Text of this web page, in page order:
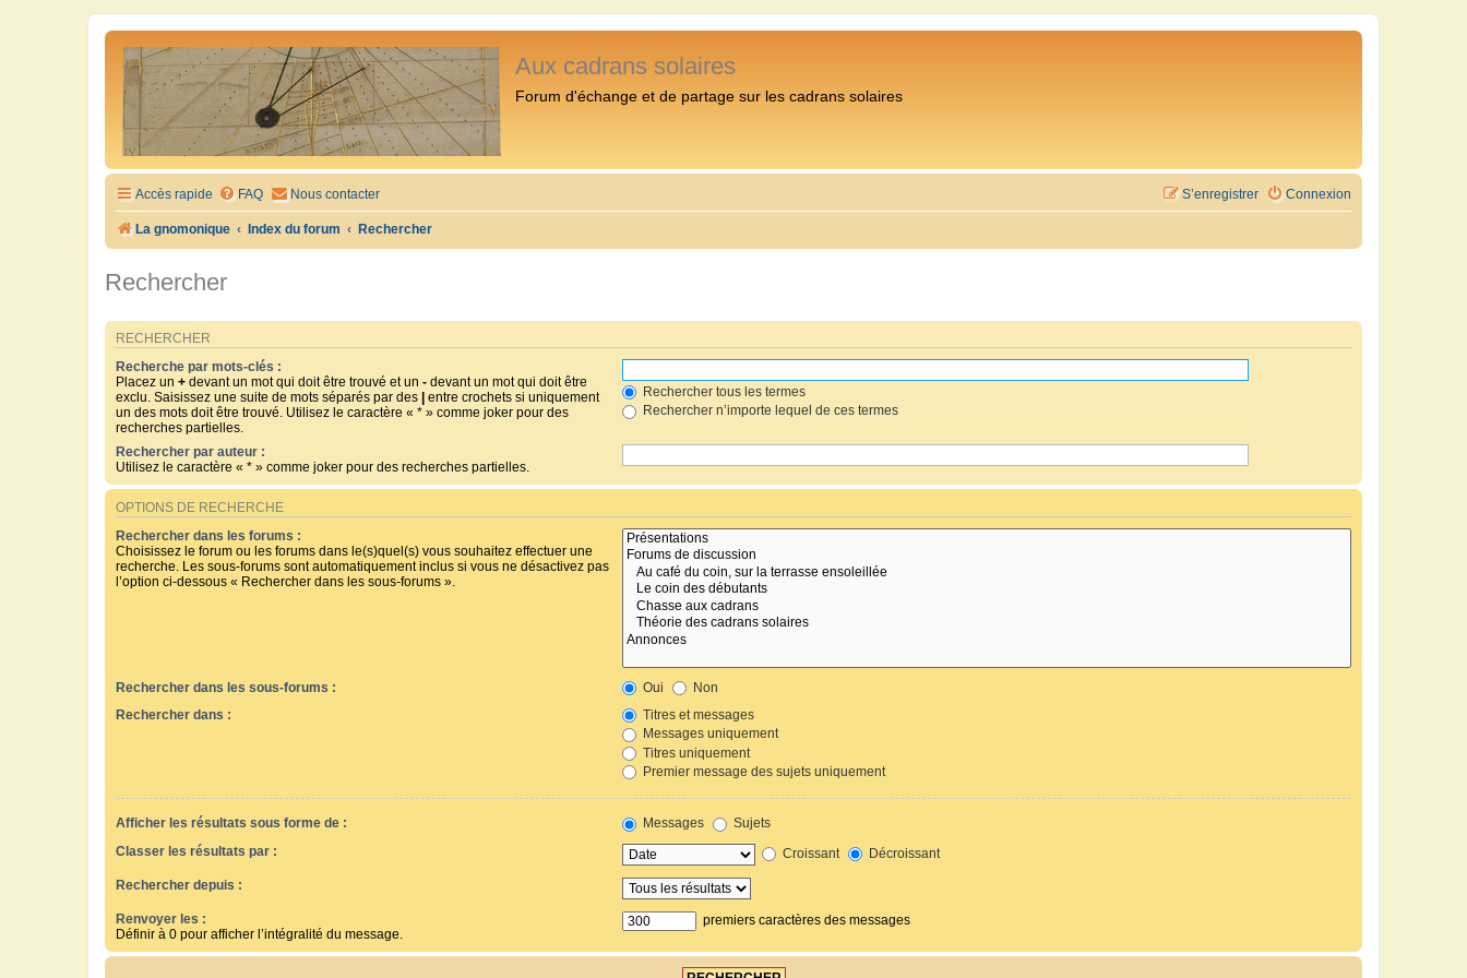
Aux cadrans solaires
Forum d'échange et de partage sur les cadrans solaires
Accès rapide FAQ Nous contacter Connexion
S’enregistrer
La gnomonique Index du forum Rechercher
Rechercher
RECHERCHER
Recherche par mots-clés :
Placez un + devant un mot qui doit être trouvé et un - devant un mot qui doit être
exclu. Saisissez une suite de mots séparés par des
entre crochets si uniquement
un des mots doit être trouvé. Utilisez le caractère « * » comme joker pour des
recherches partielles.
Rechercher tous les termes
Rechercher n’importe lequel de ces termes
Rechercher par auteur :
Utilisez le caractère « * » comme joker pour des recherches partielles.
OPTIONS DE RECHERCHE
Rechercher dans les forums :
Choisissez le forum ou les forums dans le(s)quel(s) vous souhaitez effectuer une
recherche. Les sous-forums sont automatiquement inclus si vous ne désactivez pas
l’option ci-dessous « Rechercher dans les sous-forums ».
Rechercher dans les sous-forums : Oui
Non
Rechercher dans :
Titres et messages
Messages uniquement
Titres uniquement
Premier message des sujets uniquement
Afficher les résultats sous forme de : Messages
Sujets
Classer les résultats par :
Croissant Décroissant
Rechercher depuis :
Renvoyer les :
Définir à 0 pour afficher l’intégralité du message.
premiers caractères des messages